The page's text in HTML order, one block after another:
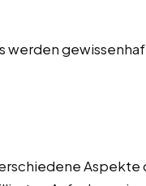
werden
Aspekte